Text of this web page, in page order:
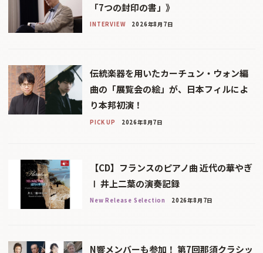
「7つの封印の書」》
INTERVIEW 2026年8月7日
伝統楽器を用いたカーチュン・ウォン編
曲の「展覧会の絵」が、日本フィルによ
り本邦初演！
PICK UP 2026年8月7日
【CD】フランスのピアノ曲 近代の華やぎ
Ⅰ 井上二葉の演奏記録
New Release Selection 2026年8月7日
N響メンバーも参加！ 第7回那須クラシッ